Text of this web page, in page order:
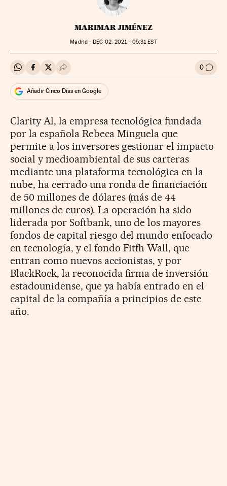
MARIMAR JIMÉNEZ
Madrid -DEC 02, 2021 - 05:31EST
Compartir en Whatsapp
Compartir en Facebook
Compartir en Twitter
Desplegar Redes Sociales 0 Ir a
Añadir Cinco Días en Google
Clarity Al, la empresa tecnológica fundada
por la española Rebeca Minguela que
permite a los inversores gestionar el impacto
social y medioambiental de sus carteras
mediante una plataforma tecnológica en la
nube, ha cerrado una ronda de financiación
de 50 millones de dólares (más de 44
millones de euros). La operación ha sido
liderada por Softbank, uno de los mayores
fondos de capital riesgo del mundo enfocado
en tecnología, y el fondo Fitfh Wall, que
entran como nuevos accionistas, y por
BlackRock, la reconocida firma de inversión
estadounidense, que ya había entrado en el
capital de la compañía a principios de este
año.